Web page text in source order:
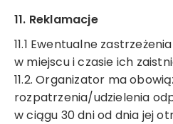
11. Reklamacje
11.1 Ewentualne
w miejscu i czasie ich
11.2. Organizator ma
rozpatrzenia/udzielenia
w ciągu 30 dni od dnia jej